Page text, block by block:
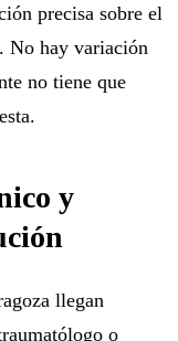
precisa sobre el
No hay variación
no tiene que
y
llegan
o